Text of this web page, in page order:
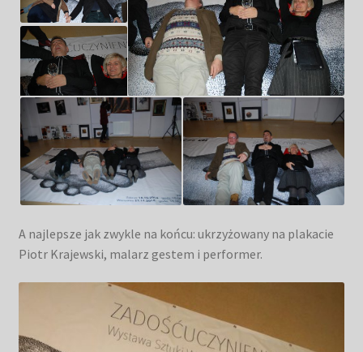
A najlepsze jak zwykle na końcu: ukrzyżowany na plakacie
Piotr Krajewski, malarz gestem i performer.